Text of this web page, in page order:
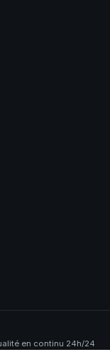
en continu 24h/24